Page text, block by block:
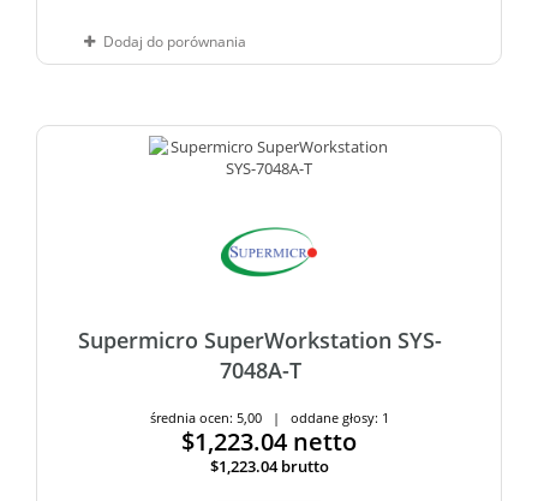
Dodaj do porównania
Supermicro SuperWorkstation SYS-
7048A-T
średnia ocen: 5,00 | oddane głosy: 1
$1,223.04 netto
$1,223.04brutto